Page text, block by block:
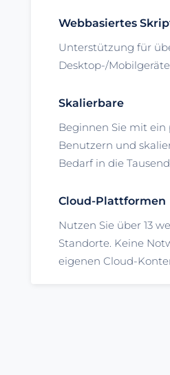
Webbasiertes
Unterstützung für
Desktop-/
Skalierbare
Beginnen Sie mit ein
Benutzern und
Bedarf in die
Cloud-Plattformen
Nutzen Sie über 13
Standorte. Keine
eigenen Cloud-